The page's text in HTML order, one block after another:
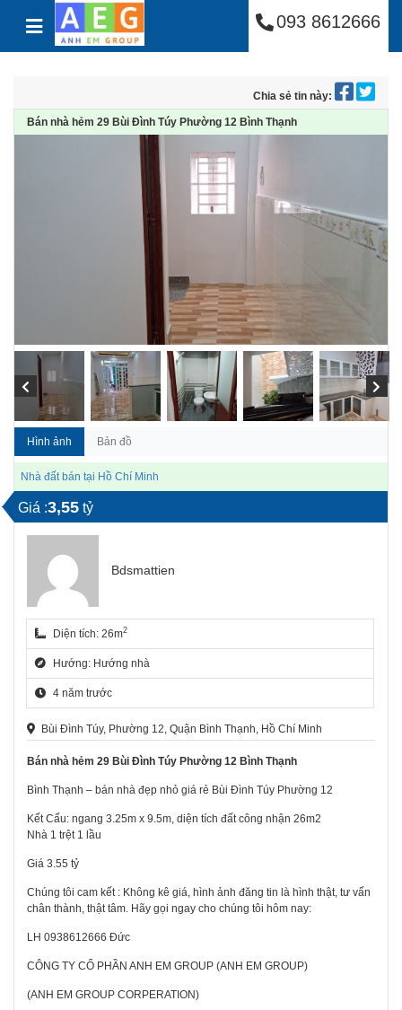
Skip to content Công Ty Cổ Phần
093 8612666
Chia sẻ tin này:
Bán nhà hẻm 29 Bùi Đình Túy Phường 12 Bình Thạnh
Hình ảnh Bản đồ
Nhà đất bán tại Hồ Chí Minh
Giá :3,55 tỷ
Bdsmattien
Diện tích: 26m2
Hướng: Hướng nhà
4 năm trước
Bùi Đình Túy, Phường 12, Quận Bình Thạnh, Hồ Chí Minh
Bán nhà hẻm 29 Bùi Đình Túy Phường 12 Bình Thạnh
Bình Thạnh – bán nhà đẹp nhỏ giá rẻ Bùi Đình Túy Phường 12
Kết Cấu: ngang 3.25m x 9.5m, diện tích đất công nhận 26m2
Nhà 1 trệt 1 lầu
Giá 3.55 tỷ
Chúng tôi cam kết : Không kê giá, hình ảnh đăng tin là hình thật, tư vấn
chân thành, thật tâm. Hãy gọi ngay cho chúng tôi hôm nay:
LH 0938612666 Đức
CÔNG TY CỔ PHẦN ANH EM GROUP (ANH EM GROUP)
(ANH EM GROUP CORPERATION)